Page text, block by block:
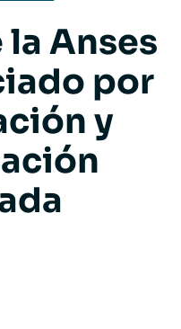
Anses
por
y